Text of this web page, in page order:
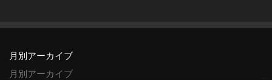
月別アーカイブ
月別アーカイブ